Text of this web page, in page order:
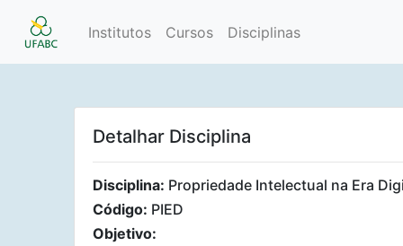
Institutos Cursos Disciplinas
Detalhar Disciplina
Disciplina: Propriedade Intelectual na Era
Código: PIED
Objetivo: